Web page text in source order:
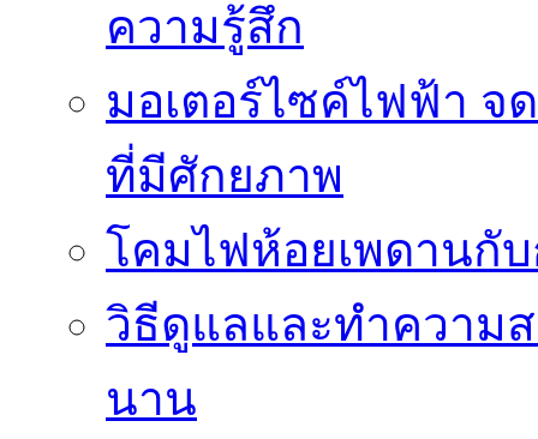
ความรู้สึก
มอเตอร์ไซค์ไฟฟ้า จ
ที่มีศักยภาพ
โคมไฟห้อยเพดานกั
วิธีดูแลและทำความ
นาน